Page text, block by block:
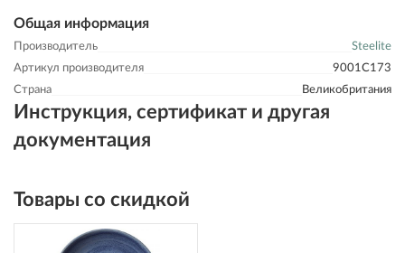
Общая информация
Производитель
Steelite
Артикул производителя
9001C173
Страна
Великобритания
Инструкция, сертификат и другая
документация
Товары со скидкой